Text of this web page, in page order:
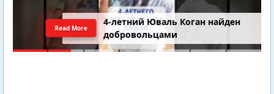
4-летний Юваль Коган найден
добровольцами
Read More